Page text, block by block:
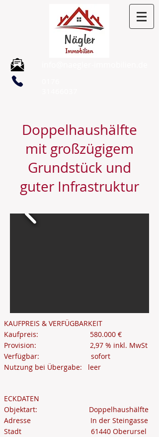
Doppelhaushälfte
mit großzügigem
Grundstück und
guter Infrastruktur
KAUFPREIS & VERFÜGBARKEIT
Kaufpreis: 580.000 €
Provision: 2,97 % inkl. MwSt
Verfügbar: sofort
Nutzung bei Übergabe: leer
ECKDATEN
Objektart: Doppelhaushälfte
Adresse In der Steingasse
Stadt 61440 Oberursel